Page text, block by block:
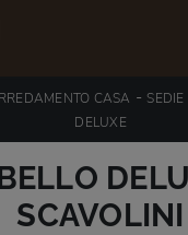
CASA - SEDIE
DELUXE
SCAVOLINI